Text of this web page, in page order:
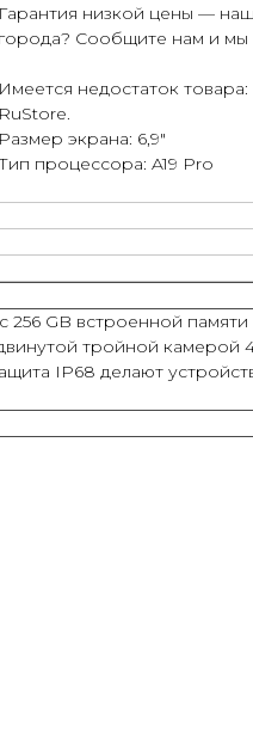
Гарантия низкой цены —
города? Сообщите нам и
Имеется недостаток
RuStore.
Размер экрана: 6,9"
процессора: A19 Pro
GB встроенной
тройной
IP68 делают